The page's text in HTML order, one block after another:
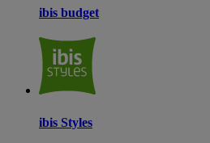
ibis budget
ibis Styles